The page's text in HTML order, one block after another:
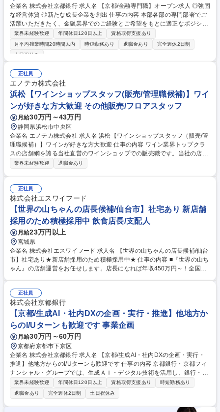
企業名 株式会社京都銀行 求人名 【京都/金融専門職】オープン求人 ◎強固
な経営体質 ◎新たな成長企業を創出 仕事の内容 本部各部の専門部署でご
活躍いただきたく、金融業界でのご経験とご希望をもとに適正なポジショ
ンを幅広く打診させていただきます。 【具体例】 ・事業承継業務 ・有価
証券の運用業務 ・リスク管理業務 ・国際営業推進、外為業務 ・人事総
務、財務、等 募集職種 【京都/金融専門職】オープン求人 ◎強固な経営体
業界未経験歓迎 年間休日120日以上
資格取得支援あり
月平均残業時間20時間以内
時短勤務あり 退職金あり
完全週休2日制
土日祝休み
正社員
エノテカ株式会社
浜松【ワインショップスタッフ(販売/管理職候補)】ワイ
ンが好きな方大歓迎 その他販売/フロアスタッフ
月給30万円～43万円
静岡県浜松市中央区
企業名 エノテカ株式会社 求人名 浜松【ワインショップスタッフ（販売/管
理職候補）】ワインが好きな方大歓迎 仕事の内容 ワイン業界トップクラ
スの店舗網を誇る当社直営のワインショップでの販売職です。当社の店舗
で扱うワインは自社直輸入。世界中の銘醸ワイン約3,000種類輸入、販売
務 ◆梱包、発送作業 ◆発注作業 ◆店内イベントの企画、販売戦略、集客
戦略、商品戦略の立案等 ◆販促物作成 ※お客様からワインに関するアド
バイスを求められることも多い仕事ですので、ワインに関する勉強は欠か
せません。入社後はワインエキスパートなどの資格取得も目指して頂きま
す。 募集職種 浜松【ワインショップスタッフ（販売/管理職候補）】ワイ
ンが好きな方大歓迎
業界未経験歓迎 退職金あり
正社員
株式会社エスワイフード
【世界の山ちゃんの店長候補/仙台市】社宅あり 新店舗
採用のため積極採用中 飲食店長/支配人
月給23万円以上
宮城県
企業名 株式会社エスワイフード 求人名 【世界の山ちゃんの店長候補/仙台
市】社宅あり★新店舗採用のため積極採用中★ 仕事の内容 ■『世界の山ち
ゃん』の店舗運営をお任せします。店長になれば年収450万円～！全国67
や接客、シフト管理、売上管理、アルバイト教育など運営業務全般をお任
せ。店舗の席数は平均80席前後。 ★当然、基本的な業務マニュアルはあ
りますが、「こうしなさい」「これはダメ」というルールは「勝手な値引
きは禁止」くらいで、細かい縛りはほぼありません。店長の裁量が大きい
分、チェーン店ながら各店に独自メニューがあるほど自由度は高めです。
※業務内容の変更の範囲：当社業務全般 募集職種 【世界の山ちゃんの店
長候補/仙台市】社宅あり★新店舗採用のため積極採用中★
正社員
株式会社京都銀行
【京都/生成AI・社内DXの企画・実行・推進】他地方か
らのI/Uターンも歓迎です 事業企画
月給30万円～60万円
京都府京都市下京区
企業名 株式会社京都銀行 求人名 【京都/生成AI・社内DXの企画・実行・
推進】他地方からのI/Uターンも歓迎です 仕事の内容 京都銀行・京都フィ
ナンシャル・グループでは、生成ＡＩ・デジタル技術を活用し、銀行・全
社横断した、もしくは各部門ごとの「業務改革の実現」を担う人材を募集
しています。 ・生成AI・デジタル技術を活用した企画・実行・推進 ・全
部門・全グループを横断した課題の整理からソリューションの実装 ・各部
門のテーマについてのプロジェクト管理（担当部署と連携の上、進捗管理
業界未経験歓迎 年間休日120日以上 資格取得支援あり
時短勤務あり
退職金あり
完全週休2日制 土日祝休み